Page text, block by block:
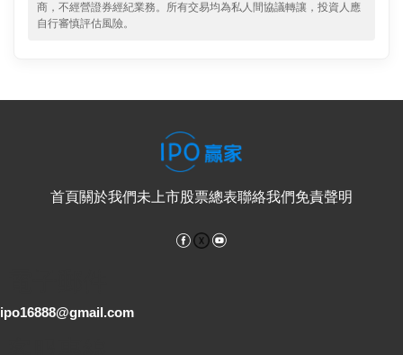
商，不經營證券經紀業務。所有交易均為私人間協議轉讓，投資人應
自行審慎評估風險。
首頁關於我們未上市股票總表聯絡我們免責聲明
Facebook
ipo16888@gmail.com